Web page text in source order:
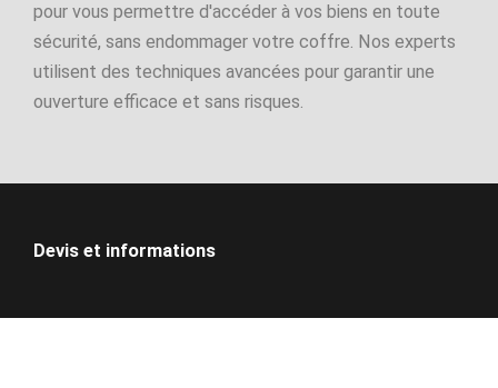
pour vous permettre d'accéder à vos biens en toute
sécurité, sans endommager votre coffre. Nos experts
utilisent des techniques avancées pour garantir une
ouverture efficace et sans risques.
Devis et informations